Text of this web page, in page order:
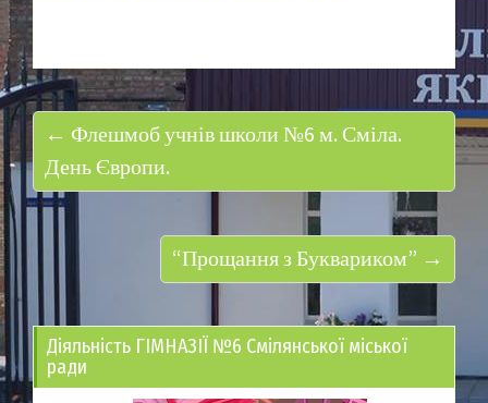
← Флешмоб учнів школи №6 м. Сміла.
День Європи.
“Прощання з Буквариком” →
Діяльність ГІМНАЗІЇ №6 Смілянської міської
ради